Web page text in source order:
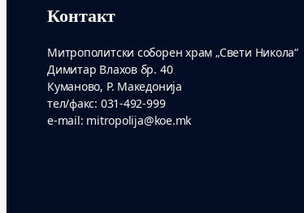
Контакт
Митрополитски соборен храм „Свети Никола“
Димитар Влахов бр. 40
Куманово, Р. Македонија
тел/факс: 031-492-999
e-mail: mitropolija@koe.mk